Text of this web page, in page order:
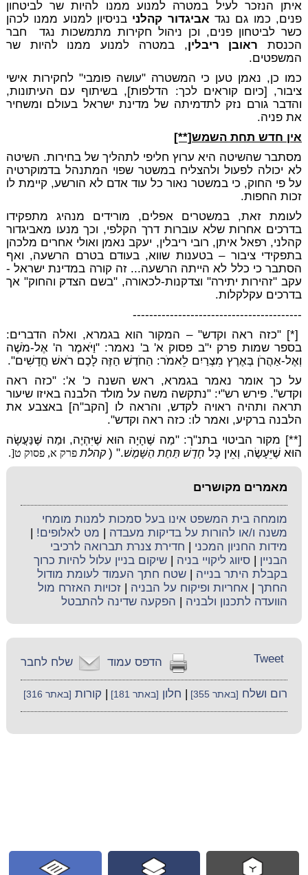
איתן הנזכר לעיל במטרה למנוע ממנו להיות שר לביטחון
פנים, כמו גם נגד אביגדור קהלני בניסיון למנוע ממנו לכהן
כשר לביטחון פנים, וכן ניהול חקירות מתמשכות נגד חבר
הכנסת ראובן ריבלין, במטרה למנוע ממנו להיות שר
המשפטים.
כמו כן, נאמן טען כי המשטרה "עושה פומבי" לחקירות אישי
ציבור, [כיום קוראים לכך: הדלפות], בשיתוף עם העיתונות,
והדבר גורם נזק לתדמיתה של מדינת ישראל בעולם ומשחיר
את פניה.
אין חדש תחת השמש[**]
מסתבר שהשיטה היא ערוץ חליפי לתהליך של בחירות. השיטה
לא יכולה לפעול ולהצליח במשטר שפוי המתנהל בדמוקרטיה
על פי החוק, כי במשטר נאור כל עוד אדם לא הורשע, קיימת לו
זכות החפות.
לעומת זאת, במשטרים אפלים, מורידים מנהיג מתפקידו
בדרכים אחרות שלא עוברות דרך הקלפי, וכך מנעו מאביגדור
קהלני, רפאל איתן, רובי ריבלין, יעקב נאמן ואולי אחרים מלכהן
בתפקידי ציבור – בטענות שווא, בעודם בטרם הרשעה, ואף
הסתבר כי כלל לא הייתה הרשעה... זה קורה במדינת ישראל -
עקב "זהירות יתירה" וצדקנות-לכאורה, "בשם הצדק והחוק" אך
בדרכים עקלקלות.
-----------------------------------------
[*] "כזה ראה וקדש" – המקור הוא בגמרא, ואלה הדברים:
בספר שמות פרק י"ב פסוק א' ב' נאמר: "וַיֹּאמֶר ה' אֶל-מֹשֶׁה
וְאֶל-אַהֲרֹן בְּאֶרֶץ מִצְרַיִם לֵאמֹר: הַחֹדֶשׁ הַזֶּה לָכֶם רֹאשׁ חֳדָשִׁים".
על כך אומר נאמר בגמרא, ראש השנה כ' א': "כזה ראה
וקדש". פירש רש"י: "נתקשה משה על מולד הלבנה באיזו שיעור
תראה ותהיה ראויה לקדש, והראה לו [הקב"ה] באצבע את
הלבנה ברקיע, ואמר לו: כזה ראה וקדש".
[**] מקור הביטוי בתנ"ך: "מַה שֶּׁהָיָה הוּא שֶׁיִּהְיֶה, וּמַה שֶּׁנַּעֲשָׂה
הוּא שֶׁיֵּעָשֶׂה, וְאֵין כָּל חָדָשׁ תַּחַת הַשָּׁמֶשׁ." (קהלתפרק א, פסוק ט[.
מאמרים מקושרים
מומחה בית המשפט אינו בעל סמכות למנות מומחי
משנה ו/או להורות על בדיקות מעבדה
מט לאלופים!
מידות החניון המכני
חדירת צנרת תברואה לרכיבי
הבניין |סיווג ליקויי בניה |שיקום בניין עלול להיות כרוך
בקבלת היתר בנייה |שטח חתך העמוד לעומת מודול
החתך |אחריות ופיקוח על הבניה |זכויות האזרח מול
הוועדה לתכנון ולבניה
הפקעה שדינה להתבטל
שלח לחבר הדפס עמוד Tweet
רום ושלח [באתר 355] חלון [באתר 181] קורות [באתר 316]